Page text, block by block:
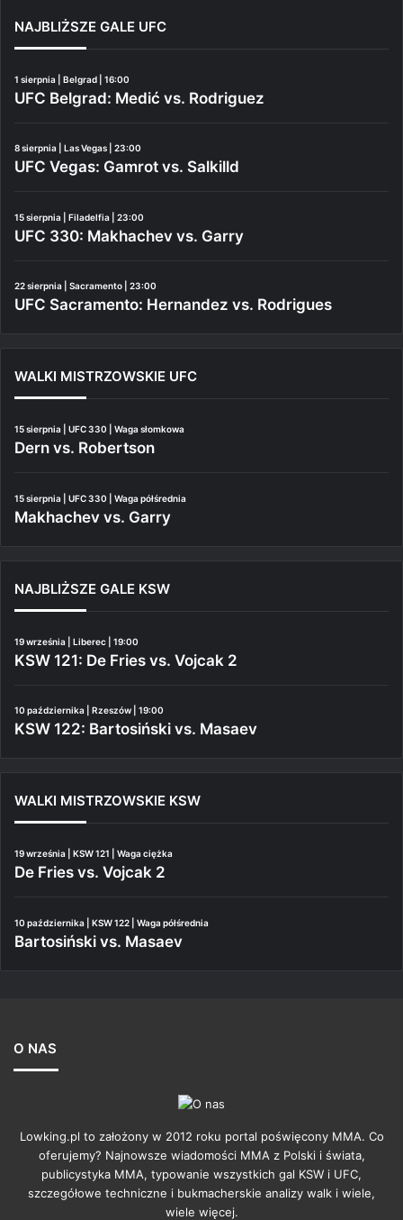
NAJBLIŻSZE GALE UFC
1 sierpnia | Belgrad | 16:00
UFC Belgrad: Medić vs. Rodriguez
8 sierpnia | Las Vegas | 23:00
UFC Vegas: Gamrot vs. Salkilld
15 sierpnia | Filadelfia | 23:00
UFC 330: Makhachev vs. Garry
22 sierpnia | Sacramento | 23:00
UFC Sacramento: Hernandez vs. Rodrigues
WALKI MISTRZOWSKIE UFC
15 sierpnia | UFC 330 | Waga słomkowa
Dern vs. Robertson
15 sierpnia | UFC 330 | Waga półśrednia
Makhachev vs. Garry
NAJBLIŻSZE GALE KSW
19 września | Liberec | 19:00
KSW 121: De Fries vs. Vojcak 2
10 października | Rzeszów | 19:00
KSW 122: Bartosiński vs. Masaev
WALKI MISTRZOWSKIE KSW
19 września | KSW 121 | Waga ciężka
De Fries vs. Vojcak 2
10 października | KSW 122 | Waga półśrednia
Bartosiński vs. Masaev
O NAS
Lowking.pl to założony w 2012 roku portal poświęcony MMA. Co
oferujemy? Najnowsze wiadomości MMA z Polski i świata,
publicystyka MMA, typowanie wszystkich gal KSW i UFC,
szczegółowe techniczne i bukmacherskie analizy walk i wiele,
wiele więcej.